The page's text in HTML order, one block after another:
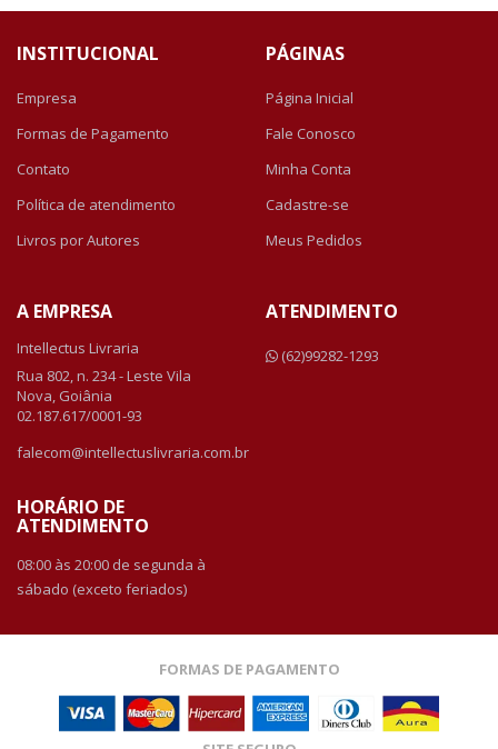
INSTITUCIONAL
Empresa
Formas de Pagamento
Contato
Política de atendimento
Livros por Autores
PÁGINAS
Página Inicial
Fale Conosco
Minha Conta
Cadastre-se
Meus Pedidos
A EMPRESA
Intellectus Livraria
Rua 802, n. 234 - Leste Vila
Nova, Goiânia
02.187.617/0001-93
falecom@intellectuslivraria.com.br
HORÁRIO DE
ATENDIMENTO
08:00 às 20:00 de segunda à
sábado (exceto feriados)
ATENDIMENTO
(62)99282-1293
FORMAS DE PAGAMENTO